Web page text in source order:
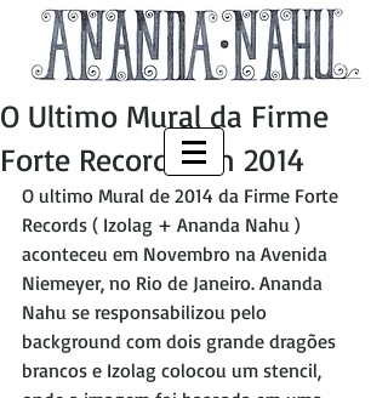
O Ultimo Mural da Firme
Forte Records em 2014
O ultimo Mural de 2014 da Firme Forte
Records ( Izolag + Ananda Nahu )
aconteceu em Novembro na Avenida
Niemeyer, no Rio de Janeiro. Ananda
Nahu se responsabilizou pelo
background com dois grande dragões
brancos e Izolag colocou um stencil,